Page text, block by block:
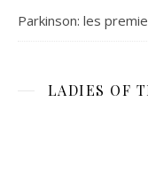
Parkinson: les
LADIES OF